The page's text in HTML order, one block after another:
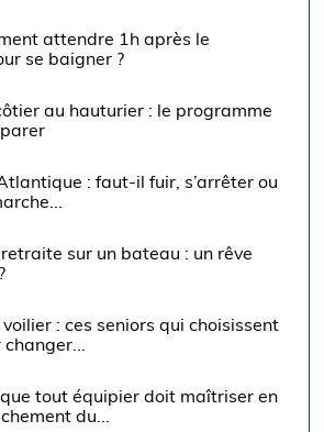
attendre 1h après le
se baigner ?
au hauturier : le programme
: faut-il fuir, s’arrêter ou
sur un bateau : un rêve
: ces seniors qui choisissent
tout équipier doit maîtriser en
du...